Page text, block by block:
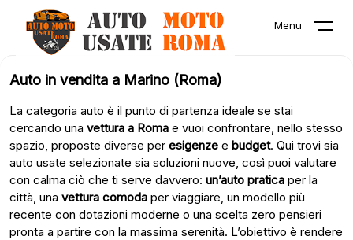
Menu
Auto in vendita a Marino (Roma)
La categoria auto è il punto di partenza ideale se stai
cercando una vettura a Roma e vuoi confrontare, nello stesso
spazio, proposte diverse per esigenze e budget. Qui trovi sia
auto usate selezionate sia soluzioni nuove, così puoi valutare
con calma ciò che ti serve davvero: un’auto pratica per la
città, una vettura comoda per viaggiare, un modello più
recente con dotazioni moderne o una scelta zero pensieri
pronta a partire con la massima serenità. L’obiettivo è rendere